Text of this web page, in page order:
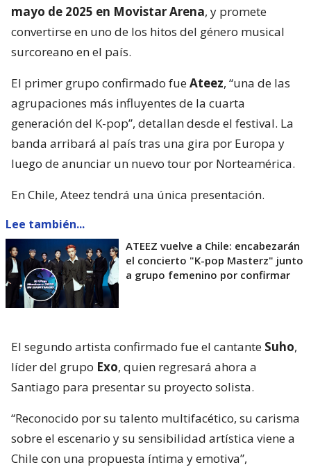
mayo de 2025 en Movistar Arena, y promete
convertirse en uno de los hitos del género musical
surcoreano en el país.
El primer grupo confirmado fueAteez, “una de las
agrupaciones más influyentes de la cuarta
generación del K-pop”, detallan desde el festival. La
banda arribará al país tras una gira por Europa y
luego de anunciar un nuevo tour por Norteamérica.
En Chile, Ateez tendrá una única presentación.
Lee también...
ATEEZ vuelve a Chile: encabezarán
el concierto "K-pop Masterz" junto
a grupo femenino por confirmar
El segundo artista confirmado fue el cantante Suho,
líder del grupo Exo, quien regresará ahora a
Santiago para presentar su proyecto solista.
“Reconocido por su talento multifacético, su carisma
sobre el escenario y su sensibilidad artística viene a
Chile con una propuesta íntima y emotiva”,